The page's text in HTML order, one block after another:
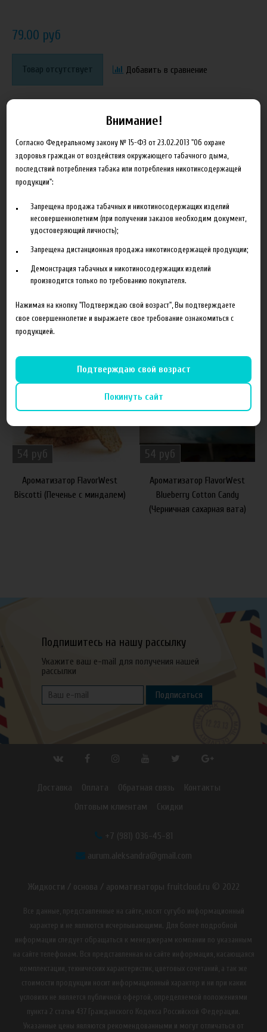
79.00 руб
Товар отсутствует Добавить в сравнение
Описание
Ароматизатор FlavorWest Strawberry Kiwi. Состав: натуральные и
искусственные ароматизаторы, пропиленгликоль. Не содержит
20%.
Похожие товары
54 руб
Ароматизатор FlavorWest
Biscotti (Печенье с миндалем)
54 руб
Ароматизатор FlavorWest
Blueberry Cotton Candy
(Черничная сахарная вата)
Подпишитесь на нашу рассылку
Укажите ваш e-mail для получения нашей
рассылки
Подписаться
Доставка Оплата Обратная связь
Контакты
Оптовым клиентам
Скидки
+7 (981) 036-45-81
aurum.aleksandra@gmail.com
Жидкости / основа / ароматизаторы fruitcloud.ru © 2022
Все данные, представленные на сайте, носят сугубо информационный
характер и не являются исчерпывающими. Для более подробной
информации следует обращаться к менеджерам компании по указанным
на сайте телефонам. Вся представленная на сайте информация, касающаяся
комплектации, технических характеристик, цветовых сочетаний, а так же
стоимости продукции носит информационный характер и ни при каких
условиях не является публичной офертой, определяемой положениями
пункта 2 статьи 437 Гражданского Кодекса Российской Федерации.
Указанные цены являются рекомендованными и могут отличаться от
Внимание!
Согласно Федеральному закону № 15-ФЗ от 23.02.2013 "Об охране
здоровья граждан от воздействия окружающего табачного дыма,
последствий потребления табака или потребления никотинсодержащей
продукции":
Запрещена продажа табачных и никотиносодержащих изделий
несовершеннолетним (при получении заказов необходим документ,
удостоверяющий личность);
Запрещена дистанционная продажа никотинсодержащей продукции;
Демонстрация табачных и никотиносодержащих изделий
производится только по требованию покупателя.
Нажимая на кнопку "Подтверждаю свой возраст", Вы подтверждаете
свое совершеннолетие и выражаете свое требование ознакомиться с
продукцией.
Подтверждаю свой возраст
Покинуть сайт